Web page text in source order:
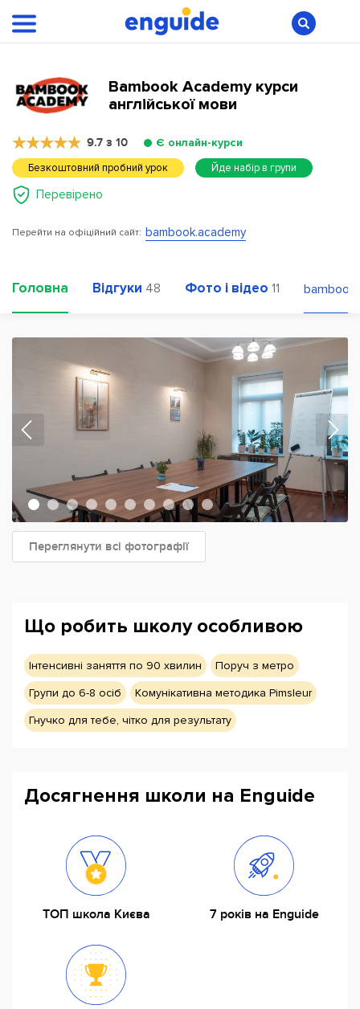
Bambook Academy курси
англійської мови
9.7 з 10 Є онлайн-курси
Безкоштовний пробний урок Йде набір в групи
Перевірено
Перейти на офіційний сайт: bambook.academy
Головна Відгуки 48 Фото і відео 11
Переглянути всі фотографії
Що робить школу особливою
Інтенсивні заняття по 90 хвилин
Поруч з метро
Групи до 6-8 осіб
Комунікативна методика Pimsleur
Гнучко для тебе, чітко для результату
Досягнення школи на Enguide
ТОП школа Києва 7 років на Enguide